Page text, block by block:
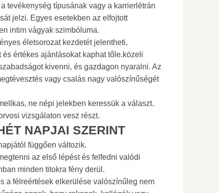
tevékenység típusának vagy a karrierlétrán
jelzi. Egyes esetekben az elfojtott
intim vágyak szimbóluma.
életsorozat kezdetét jelentheti,
értékes ajánlásokat kaphat tőle.közeli
kivenni, és gazdagon nyaralni. Az
vagy csalás nagy valószínűségét
ne népi jelekben keressük a választ.
vizsgálaton vesz részt.
NAPJAI SZERINT
függően változik.
az első lépést és felfedni valódi
minden titokra fény derül.
a félreértések elkerülése valószínűleg nem